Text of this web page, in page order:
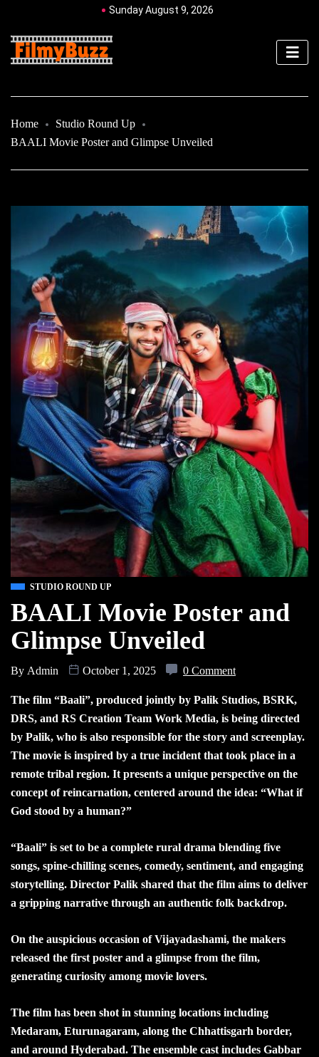
Sunday August 9, 2026
Home
Studio Round Up
BAALI Movie Poster and Glimpse Unveiled
STUDIO ROUND UP
BAALI Movie Poster and
Glimpse Unveiled
By Admin October 1, 2025 0 Comment
The film “Baali”, produced jointly by Palik Studios, BSRK,
DRS, and RS Creation Team Work Media, is being directed
by Palik, who is also responsible for the story and screenplay.
The movie is inspired by a true incident that took place in a
remote tribal region. It presents a unique perspective on the
concept of reincarnation, centered around the idea: “What if
God stood by a human?”
“Baali” is set to be a complete rural drama blending five
songs, spine-chilling scenes, comedy, sentiment, and engaging
storytelling. Director Palik shared that the film aims to deliver
a gripping narrative through an authentic folk backdrop.
On the auspicious occasion of Vijayadashami, the makers
released the first poster and a glimpse from the film,
generating curiosity among movie lovers.
The film has been shot in stunning locations including
Medaram, Eturunagaram, along the Chhattisgarh border,
and around Hyderabad. The ensemble cast includes Gabbar